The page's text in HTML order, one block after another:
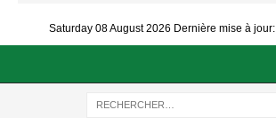
Saturday 08 August 2026 Dernière mise à jour: